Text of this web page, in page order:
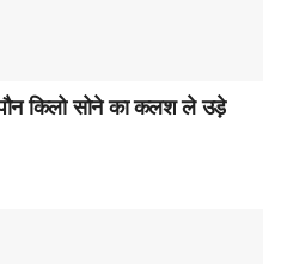
किलो सोने का कलश ले उड़े